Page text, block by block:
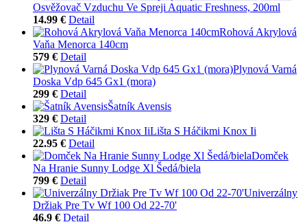
Osvěžovač Vzduchu Ve Spreji Aquatic Freshness, 200ml
14.99 € Detail
Rohová Akrylová
Vaňa Menorca 140cm
579 € Detail
Plynová Varná
Doska Vdp 645 Gx1 (mora)
299 € Detail
Šatník Avensis
329 € Detail
Lišta S Háčikmi Knox Ii
22.95 € Detail
Domček
Na Hranie Sunny Lodge Xl Šedá/biela
799 € Detail
Univerzálny
Držiak Pre Tv Wf 100 Od 22-70'
46.9 € Detail